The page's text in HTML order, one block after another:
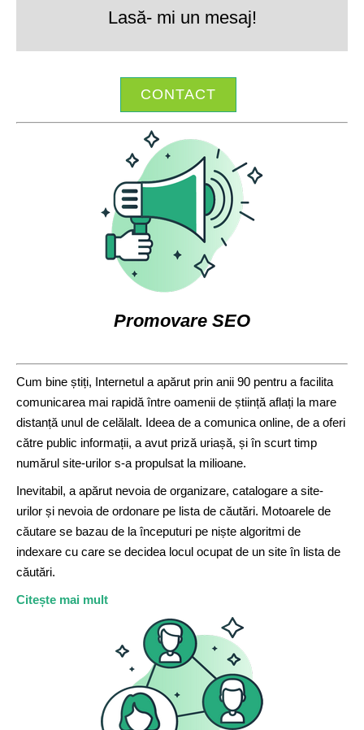
Lasă- mi un mesaj!
CONTACT
Promovare SEO
Cum bine știți, Internetul a apărut prin anii 90 pentru a facilita
comunicarea mai rapidă între oamenii de știință aflați la mare
distanță unul de celălalt. Ideea de a comunica online, de a oferi
către public informații, a avut priză uriașă, și în scurt timp
numărul site-urilor s-a propulsat la milioane.
Inevitabil, a apărut nevoia de organizare, catalogare a site-
urilor și nevoia de ordonare pe lista de căutări. Motoarele de
căutare se bazau de la începuturi pe niște algoritmi de
indexare cu care se decidea locul ocupat de un site în lista de
căutări.
Citește mai mult